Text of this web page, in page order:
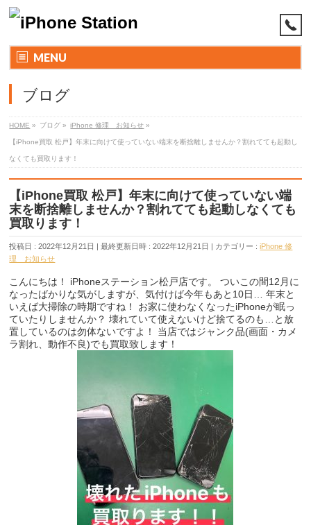
MENU
ブログ
HOME » ブログ » iPhone 修理 お知らせ »
【iPhone買取 松戸】年末に向けて使っていない端末を断捨離しませんか？割れてても起動し
なくても買取ります！
【iPhone買取 松戸】年末に向けて使っていない端
末を断捨離しませんか？割れてても起動しなくても
買取ります！
投稿日 : 2022年12月21日 最終更新日時 : 2022年12月21日 カテゴリー :iPhone 修
理 お知らせ
こんにちは！ iPhoneステーション松戸店です。 ついこの間12月に
なったばかりな気がしますが、気付けば今年もあと10日… 年末と
いえば大掃除の時期ですね！ お家に使わなくなったiPhoneが眠っ
ていたりしませんか？ 壊れていて使えないけど捨てるのも…と放
置しているのは勿体ないですよ！ 当店ではジャンク品(画面・カメ
ラ割れ、動作不良)でも買取致します！